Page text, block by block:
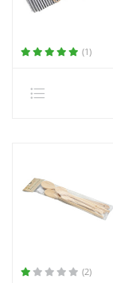
(1)
(2)